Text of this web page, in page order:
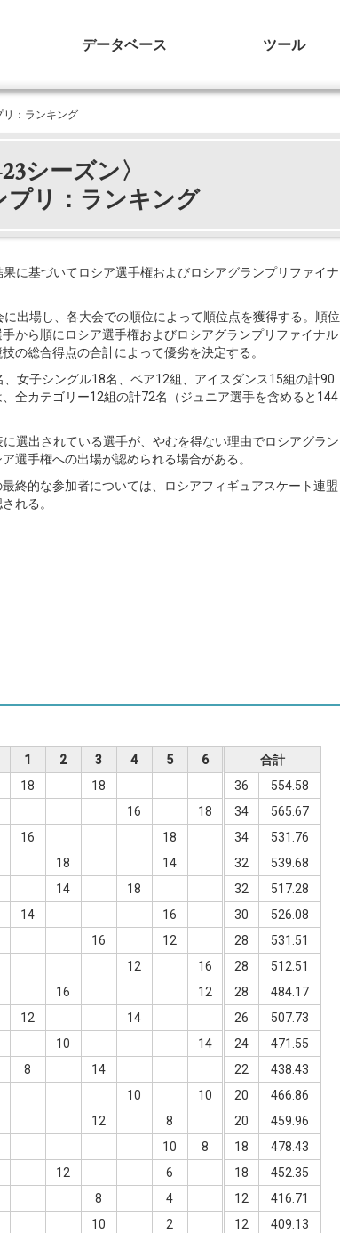
データベース ツール
：ランキング
シーズン〉
プリ：ランキング
に基づいてロシア選手権およびロシアグランプリファイナ
出場し、各大会での順位によって順位点を獲得する。順位
から順にロシア選手権およびロシアグランプリファイナル
の総合得点の合計によって優劣を決定する。
女子シングル18名、ペア12組、アイスダンス15組の計90
全カテゴリー12組の計72名（ジュニア選手を含めると144
選出されている選手が、やむを得ない理由でロシアグラン
選手権への出場が認められる場合がある。
終的な参加者については、ロシアフィギュアスケート連盟
れる。
1 2 3 4 5 6
合計
18 18 36
554.58
16 18 34
565.67
16 18 34
531.76
18 14 32
539.68
14 18 32
517.28
14 16 30
526.08
16 12 28
531.51
12 16 28
512.51
16 12 28
484.17
12 14 26
507.73
10 14 24
471.55
8 14 22
438.43
10 10 20
466.86
12 8 20
459.96
10 8 18
478.43
12 6 18
452.35
8 4 12
416.71
10 2 12
409.13